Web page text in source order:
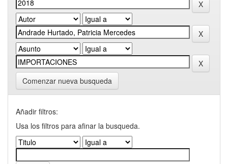
Comenzar nueva busqueda
Añadir filtros:
Usa los filtros para afinar la busqueda.